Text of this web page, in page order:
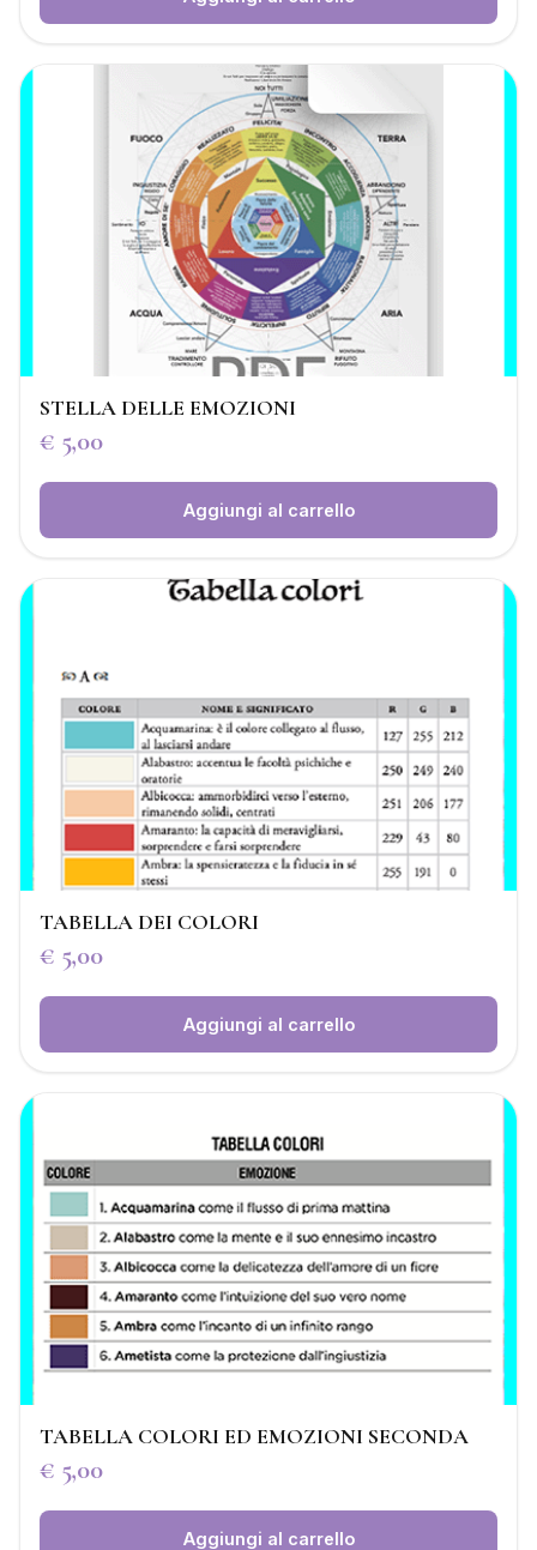
STELLA DELLE EMOZIONI
€ 5,00
Aggiungi al carrello
TABELLA DEI COLORI
€ 5,00
Aggiungi al carrello
TABELLA COLORI ED EMOZIONI SECONDA
€ 5,00
Aggiungi al carrello